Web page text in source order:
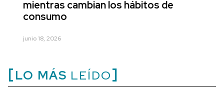
mientras cambian los hábitos de
consumo
junio 18, 2026
LO MÁS LEÍDO